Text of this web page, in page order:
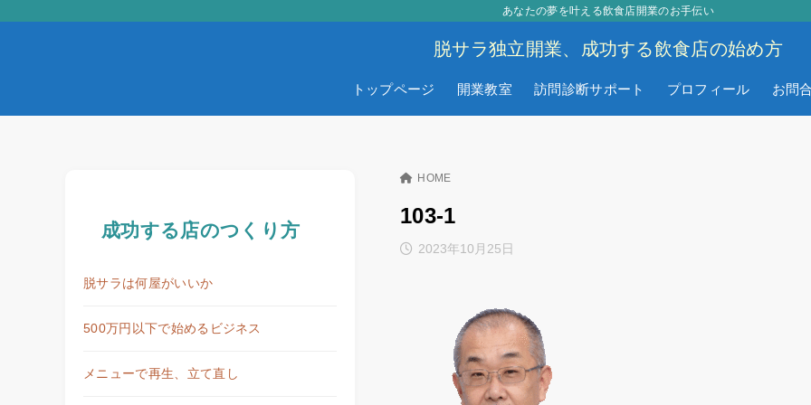
脱サラ独立開業、成功する飲食店の始め方
あなたの夢を叶える飲食店開業のお手伝い
トップページ 開業教室 訪問診断サポート プロフィール お問
HOME
103-1
2023年10月25日
成功する店のつくり方
脱サラは何屋がいいか
500万円以下で始めるビジネス
メニューで再生、立て直し